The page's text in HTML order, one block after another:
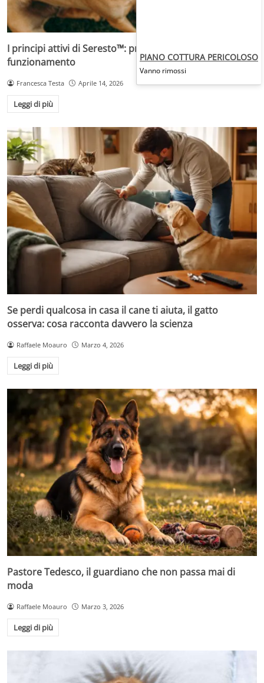
I principi attivi di Seresto™: prevenzione e
funzionamento
Francesca Testa Aprile 14, 2026
Leggi di più
Se perdi qualcosa in casa il cane ti aiuta, il gatto
osserva: cosa racconta davvero la scienza
Raffaele Moauro Marzo 4, 2026
Leggi di più
Pastore Tedesco, il guardiano che non passa mai di
moda
Raffaele Moauro Marzo 3, 2026
Leggi di più
PIANO COTTURA PERICOLOSO
Vanno rimossi